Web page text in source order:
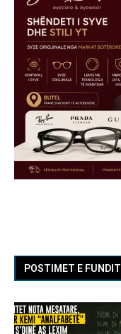
POSTIMET E FUNDIT